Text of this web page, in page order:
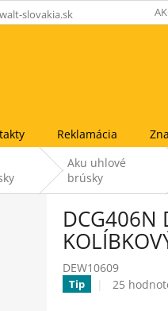
slovakia.sk
Reklamácia
Aku uhlové
brúsky
DCG406N
DEW10609
Tip
Priemerné
25